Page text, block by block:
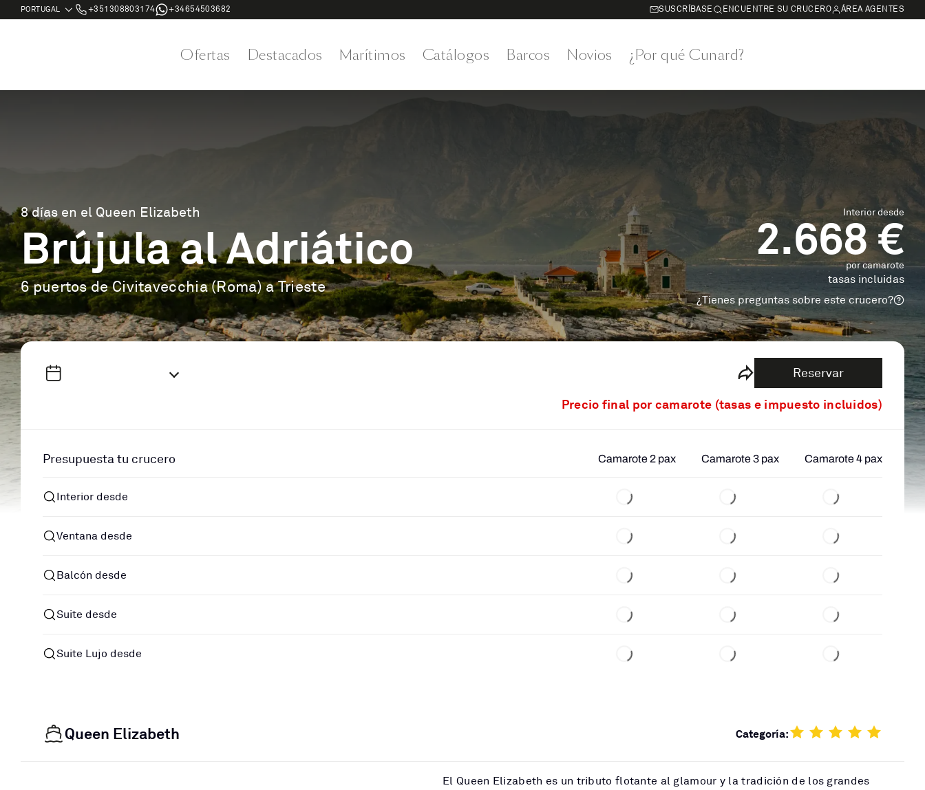
+351308803174 +34654503682 SUSCRÍBASE ENCUENTRE SU CRUCERO ÁREA AGENTES
Ofertas Destacados Marítimos Catálogos Barcos Novios ¿Por qué Cunard?
8 días en el Queen Elizabeth
Brújula al Adriático
6 puertos de Civitavecchia (Roma) a Trieste
Interior desde
2.668 €
por camarote
tasas incluidas
¿Tienes preguntas sobre este crucero?
Reservar
Precio final por camarote (tasas e impuesto incluidos)
Presupuesta tu crucero Camarote 2 pax Camarote 3 pax Camarote 4 pax
Interior desde
Ventana desde
Balcón desde
Suite desde
Suite Lujo desde
Queen Elizabeth Categoría:
El Queen Elizabeth es un tributo flotante al glamour y la tradición de los grandes